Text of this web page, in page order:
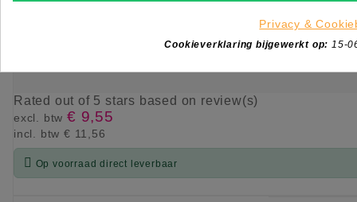
Rated out of 5 stars based on review(s)
excl. btw € 9,55
incl. btw € 11,56
 Op voorraad direct leverbaar
Privacy &
Cookieverklaring bijgewerkt op: 15-